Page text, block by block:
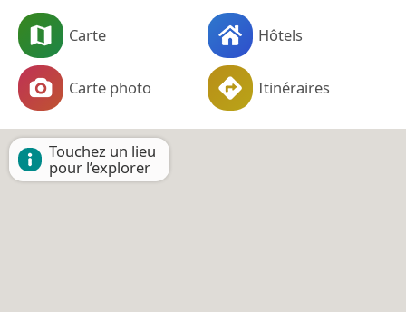
Carte Hôtels
Carte photo Itinéraires
Touchez un lieu
pour l’explorer